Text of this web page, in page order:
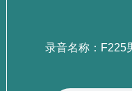
录音名称：F225